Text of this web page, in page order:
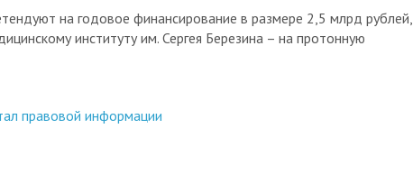
на годовое финансирование в размере 2,5 млрд рублей,
институту им. Сергея Березина – на протонную
правовой информации